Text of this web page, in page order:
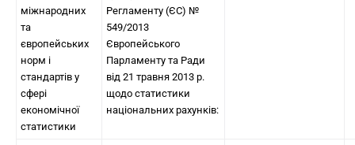
міжнародних
та
європейських
норм і
стандартів у
сфері
економічної
статистики
Регламенту (ЄС) №
549/2013
Європейського
Парламенту та Ради
від 21 травня 2013 р.
щодо статистики
національних рахунків: